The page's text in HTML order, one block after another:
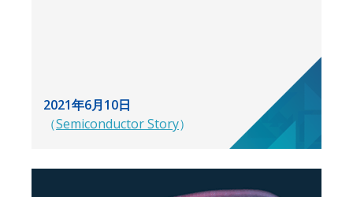
2021年6月10日
（Semiconductor Story）